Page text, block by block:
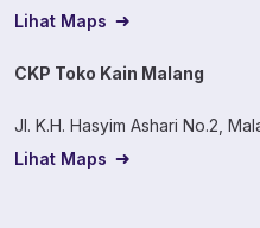
Lihat Maps
CKP Toko Kain Malang
Jl. K.H. Hasyim Ashari No.2,
Lihat Maps